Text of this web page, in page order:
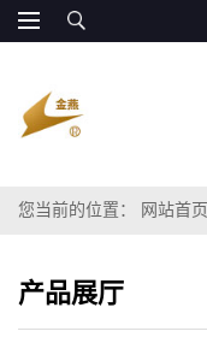
您当前的位置： 网站首页
产品展厅